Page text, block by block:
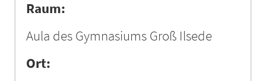
Raum:
Aula des Gymnasiums Groß Ilsede
Ort: